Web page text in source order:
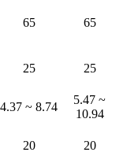
65 65
25 25
4.37 ~ 8.74
5.47 ~
10.94
20 20